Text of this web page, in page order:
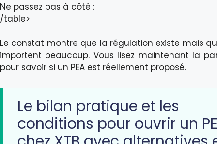
Ne passez pas à côté :
/table>
Le constat montre que la régulation existe mais
importent beaucoup. Vous lisez maintenant la
pour savoir si un PEA est réellement proposé.
Le bilan pratique et les
conditions pour ouvrir un